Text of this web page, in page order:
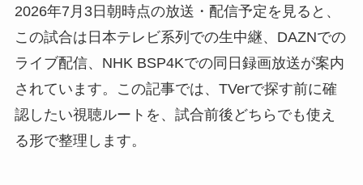
2026年7月3日朝時点の放送・配信予定を見ると、
この試合は日本テレビ系列での生中継、DAZNでの
ライブ配信、NHK BSP4Kでの同日録画放送が案内
されています。この記事では、TVerで探す前に確
認したい視聴ルートを、試合前後どちらでも使え
る形で整理します。